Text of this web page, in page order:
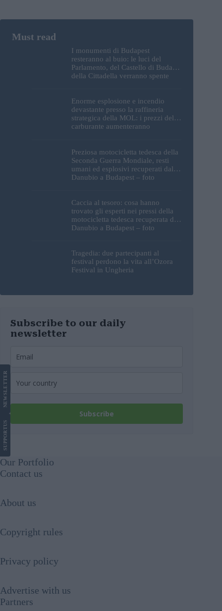
I monumenti di Budapest
resteranno al buio: le luci del
Parlamento, del Castello di Buda e
della Cittadella verranno spente
Enorme esplosione e incendio
devastante presso la raffineria
strategica della MOL: i prezzi del
carburante aumenteranno
Preziosa motocicletta tedesca della
Seconda Guerra Mondiale, resti
umani ed esplosivi recuperati dal
Danubio a Budapest – foto
Caccia al tesoro: cosa hanno
trovato gli esperti nei pressi della
motocicletta tedesca recuperata dal
Danubio a Budapest – foto
Tragedia: due partecipanti al
festival perdono la vita all’Ozora
Festival in Ungheria
Subscribe to our daily
newsletter
Subscribe
SUPPORT
US
NEWS
LETTER
Our Portfolio
Contact us
About us
Copyright rules
Privacy policy
Advertise with us
Partners